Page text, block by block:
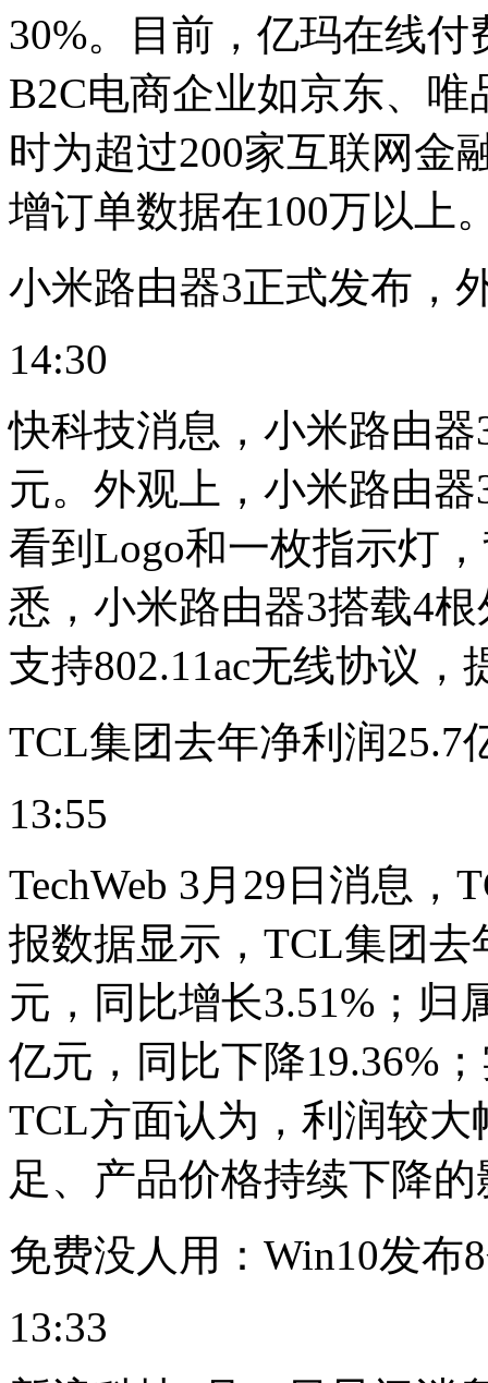
30%。目前，亿玛在线付
B2C电商企业如京东、
时为超过200家互联网金
增订单数据在100万以上
小米路由器3正式发布，
14:30
快科技消息，小米路由
元。外观上，小米路由
看到Logo和一枚指示灯
悉，小米路由器3搭载4
支持802.11ac无线协议
TCL集团去年净利润25.7
13:55
TechWeb 3月29日消息
报数据显示，TCL集团去
元，同比增长3.51%；归
亿元，同比下降19.36%
TCL方面认为，利润较
足、产品价格持续下降
免费没人用：Win10发布
13:33